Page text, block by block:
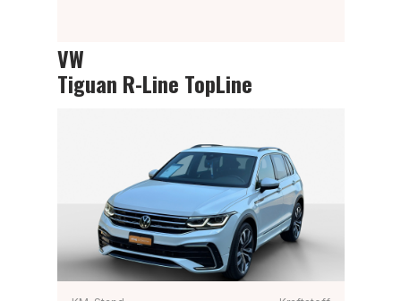
VW
Tiguan R-Line TopLine